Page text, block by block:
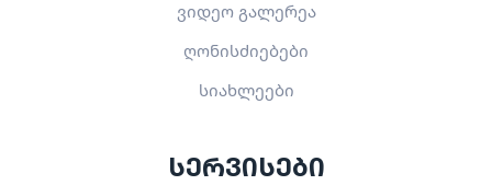
ვიდეო გალერეა
ღონისძიებები
სიახლეები
სერვისები